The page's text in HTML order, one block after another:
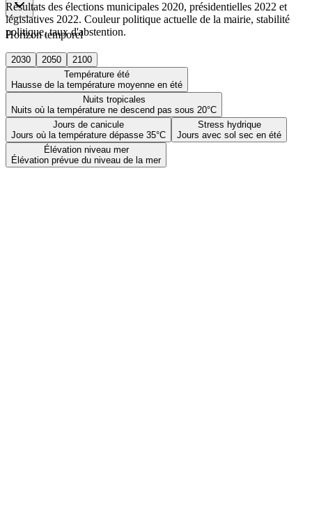
Horizon temporel
2030 2050
2100
Température été
Hausse de la température moyenne en été
Nuits tropicales
Nuits où la température ne descend pas sous 20°C
Jours de canicule
Jours où la température dépasse 35°C
Stress hydrique
Jours avec sol sec en été
Élévation niveau mer
Élévation prévue du niveau de la mer
Résultats des élections municipales 2020, présidentielles 2022 et
législatives 2022. Couleur politique actuelle de la mairie, stabilité
politique, taux d'abstention.